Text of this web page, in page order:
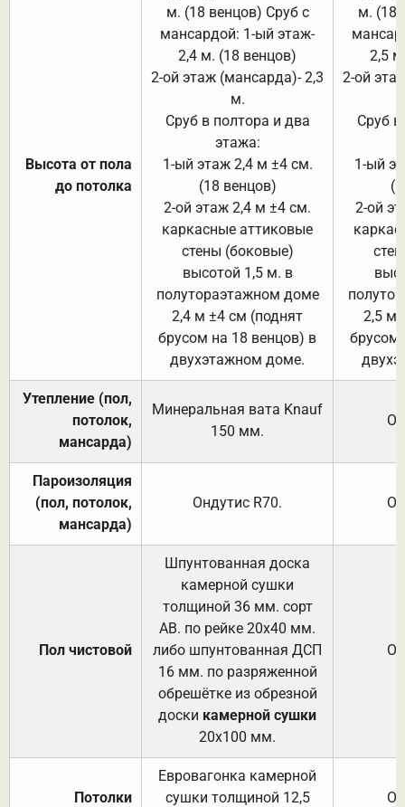
Высота от пола
до потолка
м. (18 венцов) Сруб с
мансардой: 1-ый этаж-
2,4 м. (18 венцов)
2-ой этаж (мансарда)- 2,3
м.
Сруб в полтора и два
этажа:
1-ый этаж 2,4 м ±4 см.
(18 венцов)
2-ой этаж 2,4 м ±4 см.
каркасные аттиковые
стены (боковые)
высотой 1,5 м. в
полутораэтажном доме
2,4 м ±4 см (поднят
брусом на 18 венцов) в
двухэтажном доме.
м. (18
2,5
2-ой
Сруб
1-ый
2-ой
2,5 м
брусом
Утепление (пол,
потолок,
мансарда)
Минеральная вата Knauf
150 мм.
Пароизоляция
(пол, потолок,
мансарда)
Ондутис R70.
Пол чистовой
Шпунтованная доска
камерной сушки
толщиной 36 мм. сорт
АВ. по рейке 20х40 мм.
либо шпунтованная ДСП
16 мм. по разряженной
обрешётке из обрезной
доски камерной сушки
20х100 мм.
Потолки
Евровагонка камерной
сушки толщиной 12,5